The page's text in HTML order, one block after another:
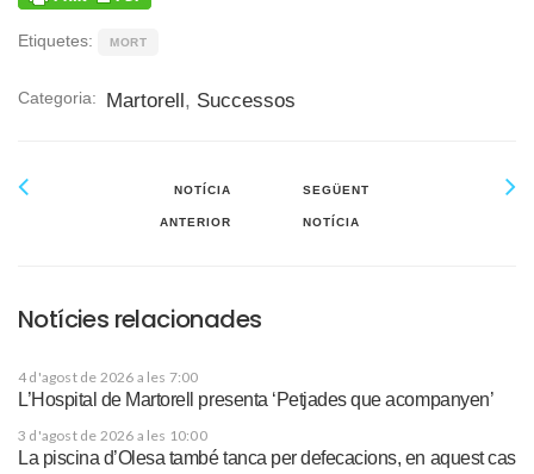
Etiquetes: MORT
Categoria: Martorell, Successos
NOTÍCIA
ANTERIOR
SEGÜENT
NOTÍCIA
Notícies relacionades
4 d'agost de 2026 a les 7:00
L’Hospital de Martorell presenta ‘Petjades que acompanyen’
3 d'agost de 2026 a les 10:00
La piscina d’Olesa també tanca per defecacions, en aquest cas